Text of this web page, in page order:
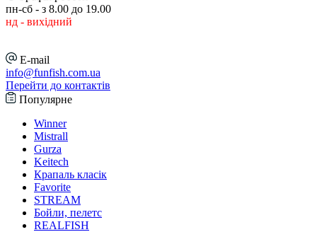
пн-сб - з 8.00 до 19.00
нд - вихідний
E-mail
info@funfish.com.ua
Перейти до контактів
Популярне
Winner
Mistrall
Gurza
Keitech
Крапаль класік
Favorite
STREAM
Бойли, пелетс
REALFISH